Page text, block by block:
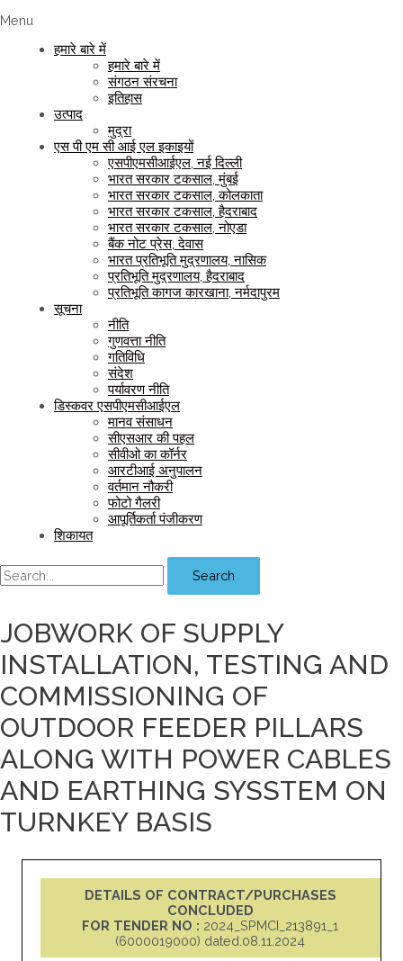
Menu
हमारे बारे में
हमारे बारे में
संगठन संरचना
इतिहास
उत्पाद
मुद्रा
एस पी एम सी आई एल इकाइयों
एसपीएमसीआईएल, नई दिल्ली
भारत सरकार टकसाल, मुंबई
भारत सरकार टकसाल, कोलकाता
भारत सरकार टकसाल, हैदराबाद
भारत सरकार टकसाल, नोएडा
बैंक नोट प्रेस, देवास
भारत प्रतिभूति मुद्रणालय, नासिक
प्रतिभूति मुद्रणालय, हैदराबाद
प्रतिभूति कागज कारखाना, नर्मदापुरम
सूचना
नीति
गुणवत्ता नीति
गतिविधि
संदेश
पर्यावरण नीति
डिस्कवर एसपीएमसीआईएल
मानव संसाधन
सीएसआर की पहल
सीवीओ का कॉर्नर
आरटीआई अनुपालन
वर्तमान नौकरी
फोटो गैलरी
आपूर्तिकर्ता पंजीकरण
शिकायत
Search
JOBWORK OF SUPPLY
INSTALLATION, TESTING AND
COMMISSIONING OF
OUTDOOR FEEDER PILLARS
ALONG WITH POWER CABLES
AND EARTHING SYSSTEM ON
TURNKEY BASIS
DETAILS OF CONTRACT/PURCHASES
CONCLUDED
FOR TENDER NO : 2024_SPMCI_213891_1
(6000019000) dated.08.11.2024